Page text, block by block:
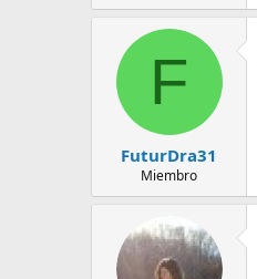
F
FuturDra31
Miembro